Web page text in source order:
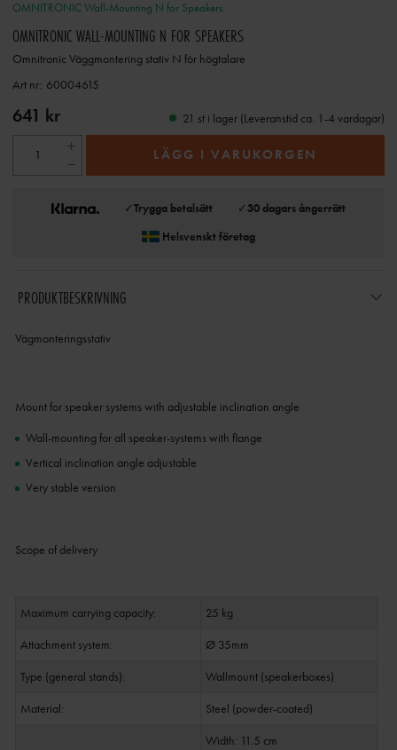
OMNITRONIC Wall-Mounting N for Speakers
OMNITRONIC WALL-MOUNTING N FOR SPEAKERS
Omnitronic Väggmontering stativ N för högtalare
Art nr: 60004615
641 kr 21 st i lager (Leveranstid ca. 1-4 vardagar)
LÄGG I VARUKORGEN
✓Trygga betalsätt ✓30 dagars ångerrätt
Helsvenskt företag
PRODUKTBESKRIVNING
Vägmonteringsstativ
Mount for speaker systems with adjustable inclination angle
Wall-mounting for all speaker-systems with flange
Vertical inclination angle adjustable
Very stable version
Scope of delivery
Maximum carrying capacity:
25 kg
Attachment system:
Ø 35mm
Type (general stands):
Wallmount (speakerboxes)
Material:
Steel (powder-coated)
Width: 11.5 cm